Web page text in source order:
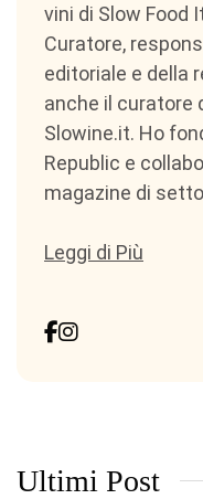
vini di Slow Food
Curatore,
editoriale e della
anche il curatore
Slowine.it. Ho
Republic e
magazine di
Leggi di Più
Ultimi Post